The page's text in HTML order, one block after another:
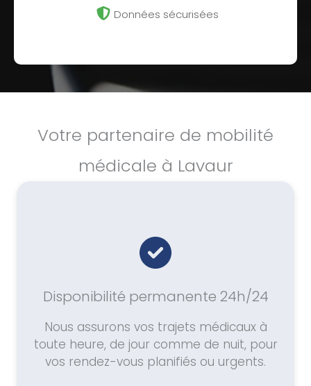
Données sécurisées
Votre partenaire de mobilité
médicale à Lavaur
Disponibilité permanente 24h/24
Nous assurons vos trajets médicaux à
toute heure, de jour comme de nuit, pour
vos rendez-vous planifiés ou urgents.